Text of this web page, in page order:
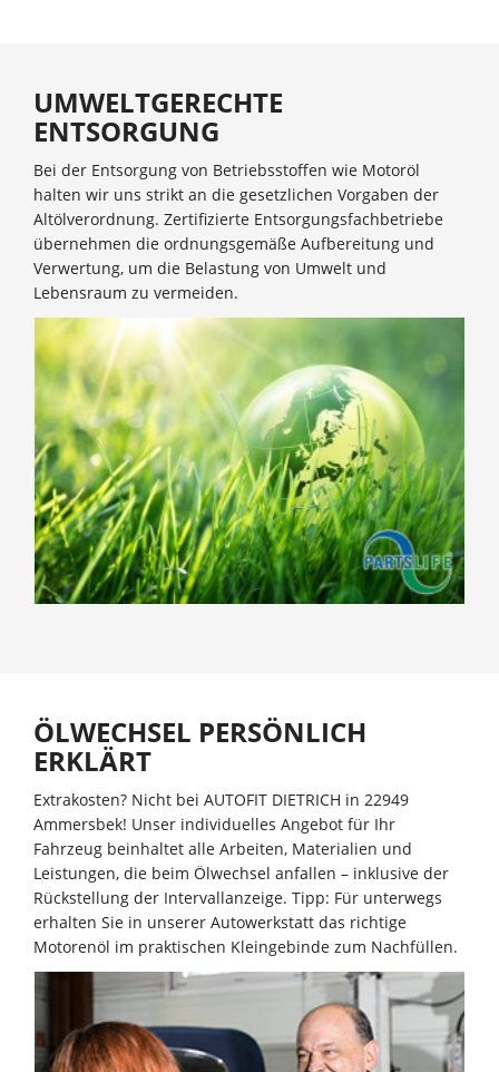
UMWELTGERECHTE
ENTSORGUNG
Bei der Entsorgung von Betriebsstoffen wie Motoröl
halten wir uns strikt an die gesetzlichen Vorgaben der
Altölverordnung. Zertifizierte Entsorgungsfachbetriebe
übernehmen die ordnungsgemäße Aufbereitung und
Verwertung, um die Belastung von Umwelt und
Lebensraum zu vermeiden.
ÖLWECHSEL PERSÖNLICH
ERKLÄRT
Extrakosten? Nicht bei AUTOFIT DIETRICH in 22949
Ammersbek! Unser individuelles Angebot für Ihr
Fahrzeug beinhaltet alle Arbeiten, Materialien und
Leistungen, die beim Ölwechsel anfallen – inklusive der
Rückstellung der Intervallanzeige. Tipp: Für unterwegs
erhalten Sie in unserer Autowerkstatt das richtige
Motorenöl im praktischen Kleingebinde zum Nachfüllen.